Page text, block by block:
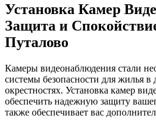
Установка Камер
Защита и
Путалово
Камеры видеонаблюдения стали
системы безопасности для жилья в
окрестностях. Установка камер
обеспечить надежную защиту
также обеспечивает вас